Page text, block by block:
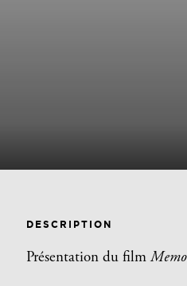
DESCRIPTION
Présentation du film